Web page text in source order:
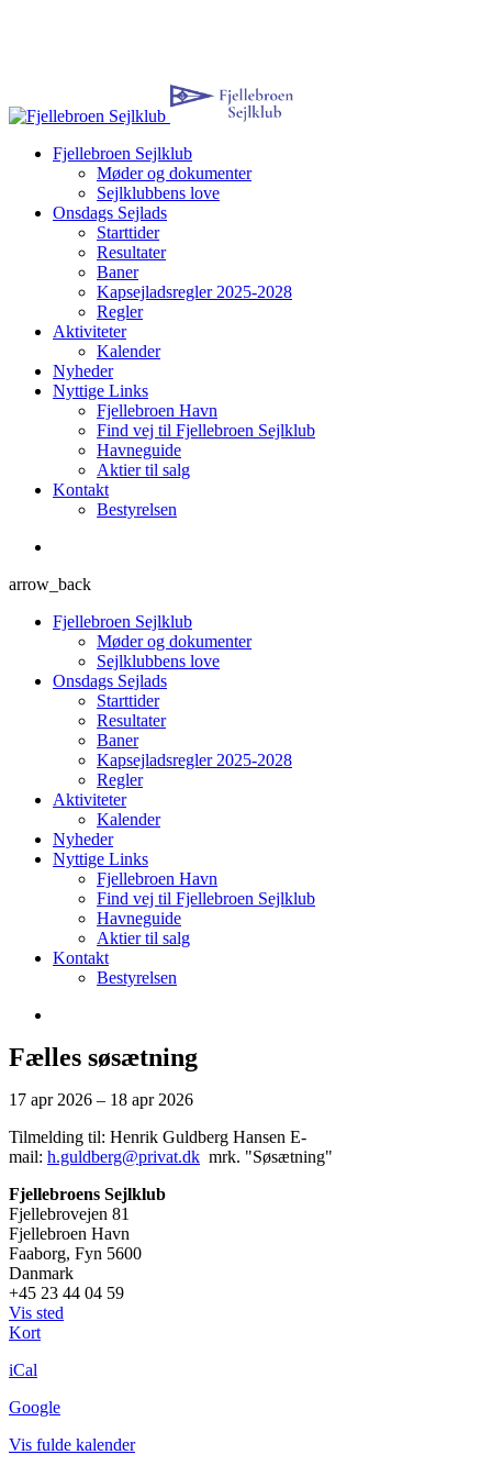
Fjellebroen Sejlklub
Møder og dokumenter
Sejlklubbens love
Onsdags Sejlads
Starttider
Resultater
Baner
Kapsejladsregler 2025-2028
Regler
Aktiviteter
Kalender
Nyheder
Nyttige Links
Fjellebroen Havn
Find vej til Fjellebroen Sejlklub
Havneguide
Aktier til salg
Kontakt
Bestyrelsen
arrow_back
Fjellebroen Sejlklub
Møder og dokumenter
Sejlklubbens love
Onsdags Sejlads
Starttider
Resultater
Baner
Kapsejladsregler 2025-2028
Regler
Aktiviteter
Kalender
Nyheder
Nyttige Links
Fjellebroen Havn
Find vej til Fjellebroen Sejlklub
Havneguide
Aktier til salg
Kontakt
Bestyrelsen
Fælles søsætning
Fælles
17 apr 2026 – 18 apr 2026
Tilmelding til: Henrik Guldberg Hansen E-
mail: h.guldberg@privat.dk mrk. "Søsætning"
Fjellebroens Sejlklub
Fjellebrovejen 81
Fjellebroen Havn
Faaborg, Fyn 5600
Danmark
+45 23 44 04 59
Vis sted
KortFjellebroens
iCal
Google
Vis fulde kalender